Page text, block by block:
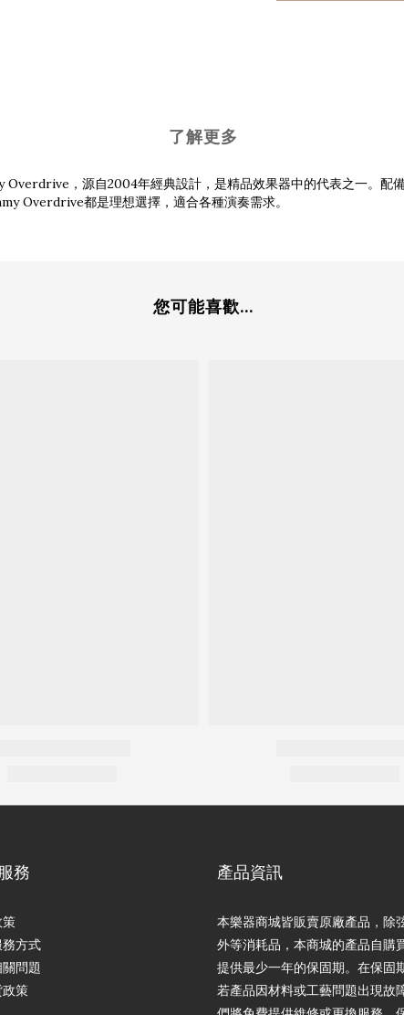
了解更多
，源自2004年經典設計，是精品效果器中的代表之一。
Overdrive都是理想選擇，適合各種演奏需求。
您可能喜歡...
務
方式
問題
策
產品資訊
本樂器商城皆販賣原廠產品，除
外等消耗品，本商城的產品自購
提供最少一年的保固期。在保固
若產品因材料或工藝問題出現故